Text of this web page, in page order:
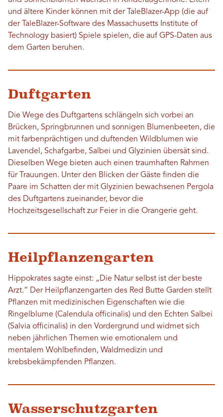
und ältere Kinder können mit der TaleBlazer-App (die auf
der TaleBlazer-Software des Massachusetts Institute of
Technology basiert) Spiele spielen, die auf GPS-Daten aus
dem Garten beruhen.
Duftgarten
Die Wege des Duftgartens schlängeln sich vorbei an
Brücken, Springbrunnen und sonnigen Blumenbeeten, die
mit farbenprächtigen und duftenden Wildblumen wie
Lavendel, Schafgarbe, Salbei und Glyzinien übersät sind.
Dieselben Wege bieten auch einen traumhaften Rahmen
für Trauungen. Unter den Blicken der Gäste finden die
Paare im Schatten der mit Glyzinien bewachsenen Pergola
des Duftgartens zueinander, bevor die
Hochzeitsgesellschaft zur Feier in die Orangerie geht.
Heilpflanzengarten
Hippokrates sagte einst: „Die Natur selbst ist der beste
Arzt.“ Der Heilpflanzengarten des Red Butte Garden stellt
Pflanzen mit medizinischen Eigenschaften wie die
Ringelblume (Calendula officinalis) und den Echten Salbei
(Salvia officinalis) in den Vordergrund und widmet sich
neben jährlichen Themen wie emotionalem und
mentalem Wohlbefinden, Waldmedizin und
krebsbekämpfenden Pflanzen.
Wasserschutzgarten